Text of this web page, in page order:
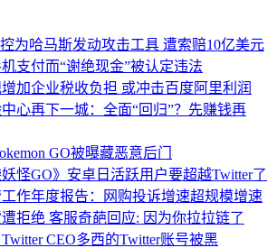
控为哈马斯发动攻击工具 遭索赔10亿美元
支付而“谢绝现金”被认定违法
加企业税收负担 或冲击百度阿里利润
心再下一城：全面“回归”？先赚钱再
GO被曝藏恶意后门
怪GO》安卓日活跃用户要超越Twitter了
作年度报告：网购投诉增速超规模增速
拒绝 客服奇葩回应: 因为你拉拉链了
CEO多西的Twitter账号被黑